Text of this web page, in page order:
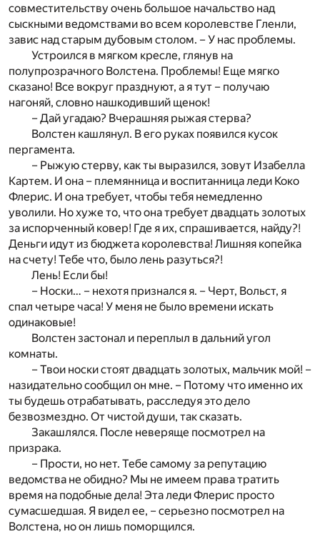
совместительству очень большое начальство над
сыскными ведомствами во всем королевстве Гленли,
завис над старым дубовым столом. – У нас проблемы.
Устроился в мягком кресле, глянув на
полупрозрачного Волстена. Проблемы! Еще мягко
сказано! Все вокруг празднуют, а я тут – получаю
нагоняй, словно нашкодивший щенок!
– Дай угадаю? Вчерашняя рыжая стерва?
Волстен кашлянул. В его руках появился кусок
пергамента.
– Рыжую стерву, как ты выразился, зовут Изабелла
Картем. И она – племянница и воспитанница леди Коко
Флерис. И она требует, чтобы тебя немедленно
уволили. Но хуже то, что она требует двадцать золотых
за испорченный ковер! Где я их, спрашивается, найду?!
Деньги идут из бюджета королевства! Лишняя копейка
на счету! Тебе что, было лень разуться?!
Лень! Если бы!
– Носки… – нехотя признался я. – Черт, Вольст, я
спал четыре часа! У меня не было времени искать
одинаковые!
Волстен застонал и переплыл в дальний угол
комнаты.
– Твои носки стоят двадцать золотых, мальчик мой! –
назидательно сообщил он мне. – Потому что именно их
ты будешь отрабатывать, расследуя это дело
безвозмездно. От чистой души, так сказать.
Закашлялся. После неверяще посмотрел на
призрака.
– Прости, но нет. Тебе самому за репутацию
ведомства не обидно? Мы не имеем права тратить
время на подобные дела! Эта леди Флерис просто
сумасшедшая. Я видел ее, – серьезно посмотрел на
Волстена, но он лишь поморщился.